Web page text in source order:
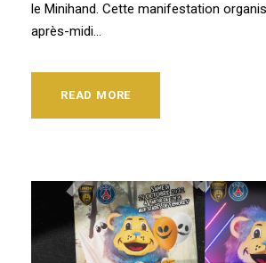
le Minihand. Cette manifestation
après-midi...
READ MORE